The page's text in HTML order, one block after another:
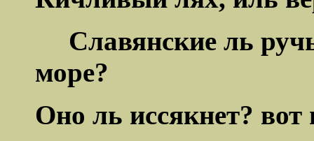
Славянские ль
море?
Оно ль иссякнет? вот